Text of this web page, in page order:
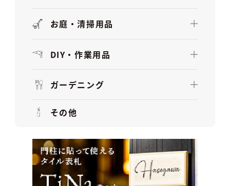
お庭・清掃用品
DIY・作業用品
ガーデニング
その他